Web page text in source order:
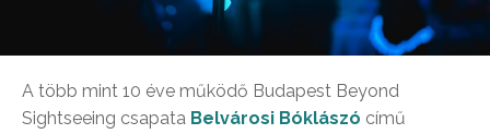
A több mint 10 éve működő Budapest Beyond
Sightseeing csapata Belvárosi Bóklászó című